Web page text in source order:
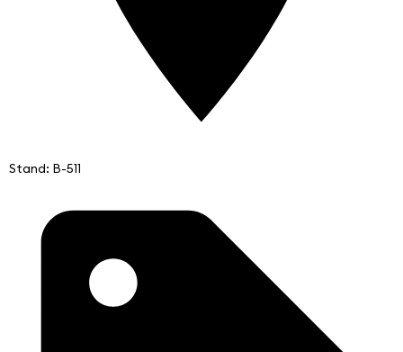
Stand: B-511